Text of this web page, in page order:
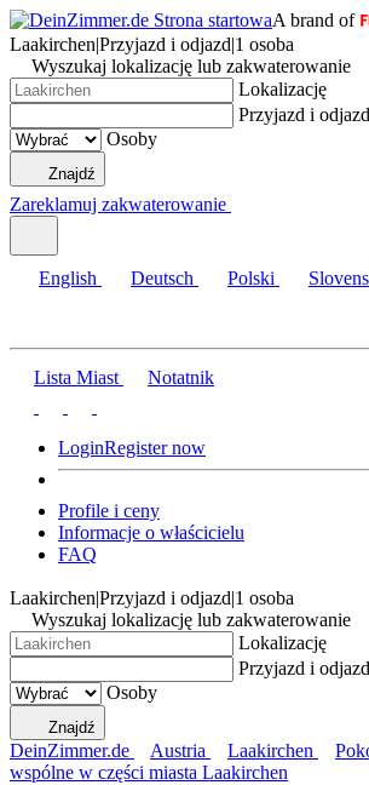
A brand of
Laakirchen|Przyjazd i odjazd|1 osoba
Wyszukaj lokalizację lub zakwaterowanie
Lokalizację
Przyjazd i odjazd
Osoby
Znajdź
Zareklamuj zakwaterowanie
English Deutsch Polski
Lista Miast Notatnik
LoginRegister now
Profile i ceny
Informacje o właścicielu
FAQ
Laakirchen|Przyjazd i odjazd|1 osoba
Wyszukaj lokalizację lub zakwaterowanie
Lokalizację
Przyjazd i odjazd
Osoby
Znajdź
DeinZimmer.de Austria Laakirchen
wspólne w części miasta Laakirchen